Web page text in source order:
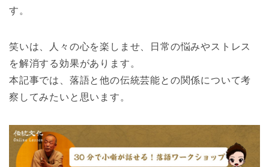
す。
笑いは、人々の心を楽しませ、日常の悩みやストレス
を解消する効果があります。
本記事では、落語と他の伝統芸能との関係について考
察してみたいと思います。